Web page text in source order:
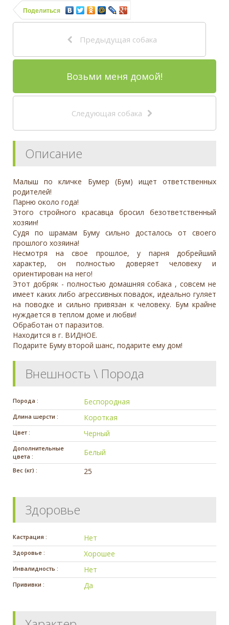
Поделиться
Предыдущая собака
Возьми меня домой!
Следующая собака
Описание
Малыш по кличке Бумер (Бум) ищет ответственных
родителей!
Парню около года!
Этого стройного красавца бросил безответственный
хозяин!
Судя по шрамам Буму сильно досталось от своего
прошлого хозяина!
Несмотря на свое прошлое, у парня добрейший
характер, он полностью доверяет человеку и
ориентирован на него!
Этот добряк - полностью домашняя собака , совсем не
имеет каких либо агрессивных повадок, идеально гуляет
на поводке и сильно привязан к человеку. Бум крайне
нуждается в теплом доме и любви!
Обработан от паразитов.
Находится в г. ВИДНОЕ.
Подарите Буму второй шанс, подарите ему дом!
Внешность \ Порода
Порода : Беспородная
Длина шерсти : Короткая
Цвет : Черный
Дополнительные
цвета :
Белый
Вес (кг) : 25
Здоровье
Кастрация : Нет
Здоровье : Хорошее
Инвалидность : Нет
Прививки : Да